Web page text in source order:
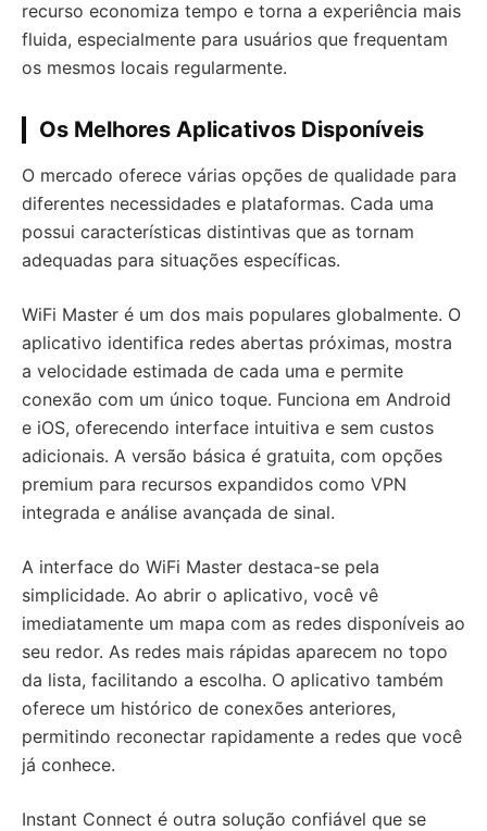
recurso economiza tempo e torna a experiência mais
fluida, especialmente para usuários que frequentam
os mesmos locais regularmente.
Os Melhores Aplicativos Disponíveis
O mercado oferece várias opções de qualidade para
diferentes necessidades e plataformas. Cada uma
possui características distintivas que as tornam
adequadas para situações específicas.
WiFi Master é um dos mais populares globalmente. O
aplicativo identifica redes abertas próximas, mostra
a velocidade estimada de cada uma e permite
conexão com um único toque. Funciona em Android
e iOS, oferecendo interface intuitiva e sem custos
adicionais. A versão básica é gratuita, com opções
premium para recursos expandidos como VPN
integrada e análise avançada de sinal.
A interface do WiFi Master destaca-se pela
simplicidade. Ao abrir o aplicativo, você vê
imediatamente um mapa com as redes disponíveis ao
seu redor. As redes mais rápidas aparecem no topo
da lista, facilitando a escolha. O aplicativo também
oferece um histórico de conexões anteriores,
permitindo reconectar rapidamente a redes que você
já conhece.
Instant Connect é outra solução confiável que se